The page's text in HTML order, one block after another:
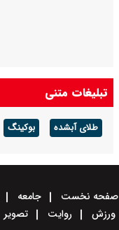
تبلیغات متنی
طلای آبشده بوکینگ
صفحه نخست جامعه
ورزش
روایت تصویر